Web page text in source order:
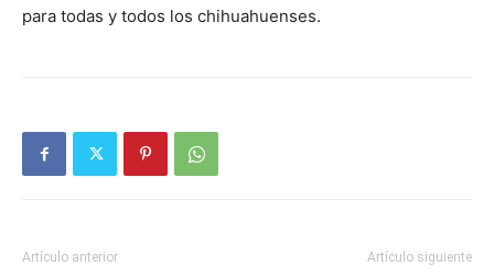
para todas y todos los chihuahuenses.
Artículo anterior Artículo siguiente